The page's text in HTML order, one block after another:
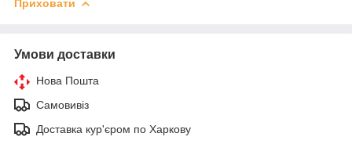
Приховати
Умови доставки
Нова Пошта
Самовивіз
Доставка кур'єром по Харкову